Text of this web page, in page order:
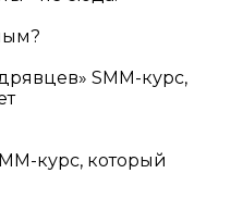
SMM-курс,
курс, который